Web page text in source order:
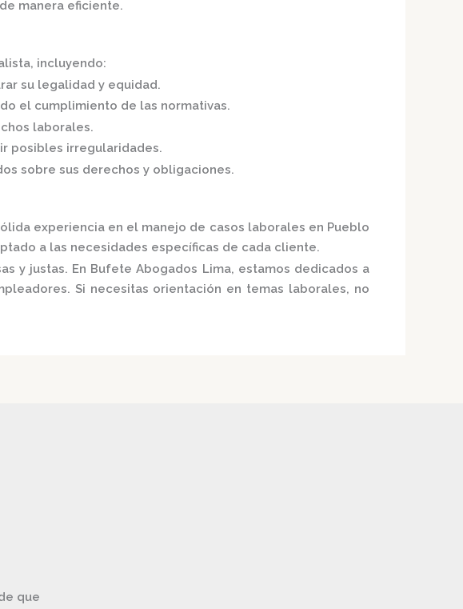
manera eficiente.
incluyendo:
su legalidad y equidad.
el cumplimiento de las normativas.
laborales.
posibles irregularidades.
sobre sus derechos y obligaciones.
experiencia en el manejo de casos laborales en Pueblo
a las necesidades específicas de cada cliente.
y justas. En Bufete Abogados Lima, estamos dedicados a
Si necesitas orientación en temas laborales, no
que